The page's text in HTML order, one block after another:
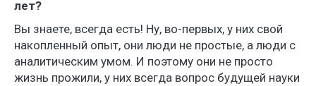
лет?
Вы знаете, всегда есть! Ну, во-первых, у них свой
накопленный опыт, они люди не простые, а люди с
аналитическим умом. И поэтому они не просто
жизнь прожили, у них всегда вопрос будущей науки